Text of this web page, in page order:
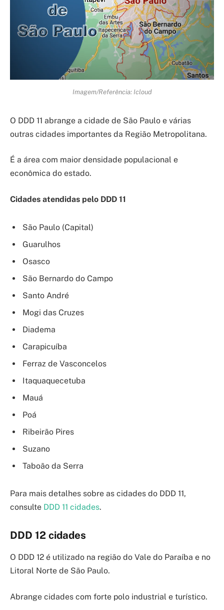
Imagem/Referência: Icloud
O DDD 11 abrange a cidade de São Paulo e várias
outras cidades importantes da Região Metropolitana.
É a área com maior densidade populacional e
econômica do estado.
Cidades atendidas pelo DDD 11
São Paulo (Capital)
Guarulhos
Osasco
São Bernardo do Campo
Santo André
Mogi das Cruzes
Diadema
Carapicuíba
Ferraz de Vasconcelos
Itaquaquecetuba
Mauá
Poá
Ribeirão Pires
Suzano
Taboão da Serra
Para mais detalhes sobre as cidades do DDD 11,
consulte DDD 11 cidades.
DDD 12 cidades
O DDD 12 é utilizado na região do Vale do Paraíba e no
Litoral Norte de São Paulo.
Abrange cidades com forte polo industrial e turístico.